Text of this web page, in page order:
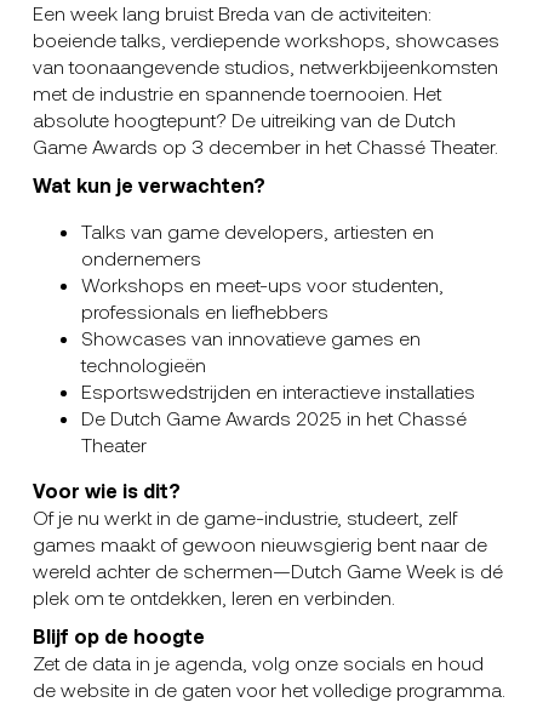
Een week lang bruist Breda van de activiteiten:
boeiende talks, verdiepende workshops, showcases
van toonaangevende studios, netwerkbijeenkomsten
met de industrie en spannende toernooien. Het
absolute hoogtepunt? De uitreiking van de Dutch
Game Awards op 3 december in het Chassé Theater.
Wat kun je verwachten?
Talks van game developers, artiesten en
ondernemers
Workshops en meet-ups voor studenten,
professionals en liefhebbers
Showcases van innovatieve games en
technologieën
Esportswedstrijden en interactieve installaties
De Dutch Game Awards 2025 in het Chassé
Theater
Voor wie is dit?
Of je nu werkt in de game-industrie, studeert, zelf
games maakt of gewoon nieuwsgierig bent naar de
wereld achter de schermen—Dutch Game Week is dé
plek om te ontdekken, leren en verbinden.
Blijf op de hoogte
Zet de data in je agenda, volg onze socials en houd
de website in de gaten voor het volledige programma.